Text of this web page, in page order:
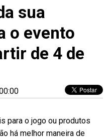
sua
o evento
de 4 de
para o jogo ou produtos
há melhor maneira de